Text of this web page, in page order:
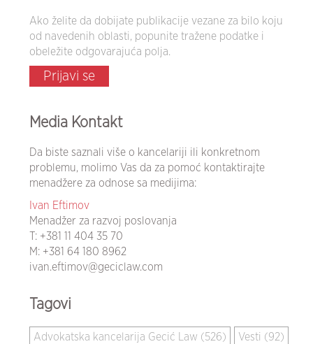
Ako želite da dobijate publikacije vezane za bilo koju
od navedenih oblasti, popunite tražene podatke i
obeležite odgovarajuća polja.
Prijavi se
Media Kontakt
Da biste saznali više o kancelariji ili konkretnom
problemu, molimo Vas da za pomoć kontaktirajte
menadžere za odnose sa medijima:
Ivan Eftimov
Menadžer za razvoj poslovanja
T: +381 11 404 35 70
M: +381 64 180 8962
ivan.eftimov@geciclaw.com
Tagovi
Advokatska kancelarija Gecić Law (526) Vesti (92)